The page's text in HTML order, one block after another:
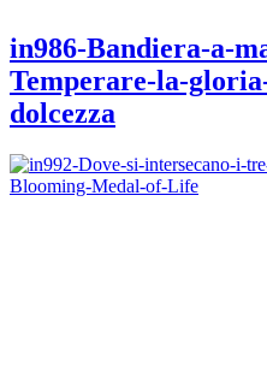
in986-Bandiera-a-
Temperare-la-
dolcezza